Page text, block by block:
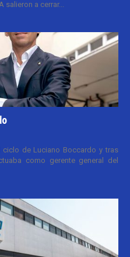
a cerrar...
ciclo de Luciano Boccardo y tras
como gerente general del